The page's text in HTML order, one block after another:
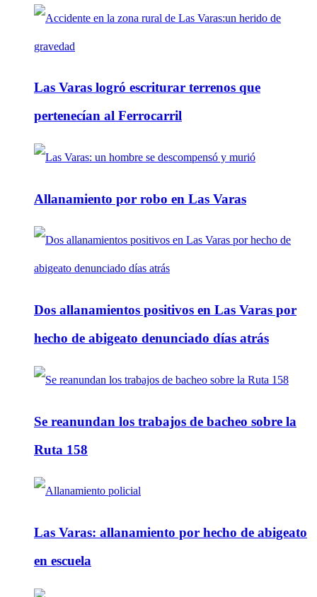
Las Varas logró escriturar terrenos que
pertenecían al Ferrocarril
Allanamiento por robo en Las Varas
Dos allanamientos positivos en Las Varas por
hecho de abigeato denunciado días atrás
Se reanundan los trabajos de bacheo sobre la
Ruta 158
Las Varas: allanamiento por hecho de abigeato
en escuela